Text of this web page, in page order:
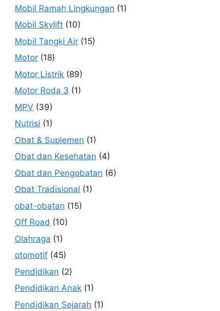
Mobil Ramah Lingkungan (1)
Mobil Skylift (10)
Mobil Tangki Air (15)
Motor (18)
Motor Listrik (89)
Motor Roda 3 (1)
MPV (39)
Nutrisi (1)
Obat & Suplemen (1)
Obat dan Kesehatan (4)
Obat dan Pengobatan (6)
Obat Tradisional (1)
obat-obatan (15)
Off Road (10)
Olahraga (1)
otomotif (45)
Pendidikan (2)
Pendidikan Anak (1)
Pendidikan Sejarah (1)